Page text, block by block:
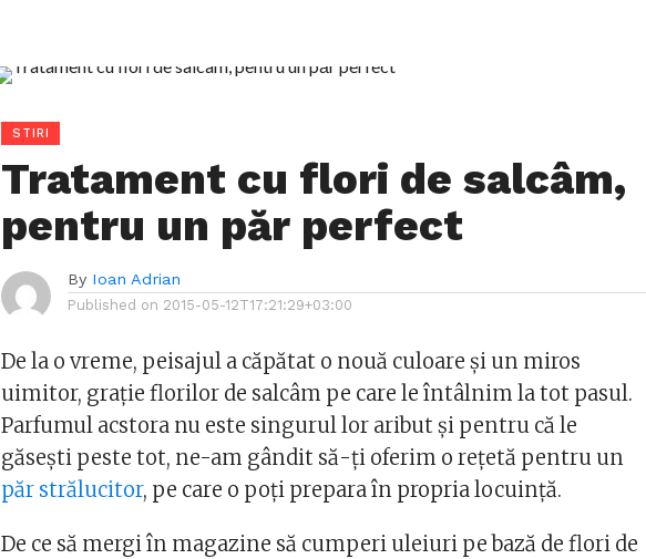
STIRI
Tratament cu flori de salcâm,
pentru un păr perfect
By Ioan Adrian
Published on 2015-05-12T17:21:29+03:00
De la o vreme, peisajul a căpătat o nouă culoare şi un miros
uimitor, graţie florilor de salcâm pe care le întâlnim la tot pasul.
Parfumul acstora nu este singurul lor aribut şi pentru că le
găseşti peste tot, ne-am gândit să-ţi oferim o reţetă pentru un
păr strălucitor, pe care o poţi prepara în propria locuinţă.
De ce să mergi în magazine să cumperi uleiuri pe bază de flori de